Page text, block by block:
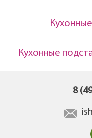
Кухонные
8